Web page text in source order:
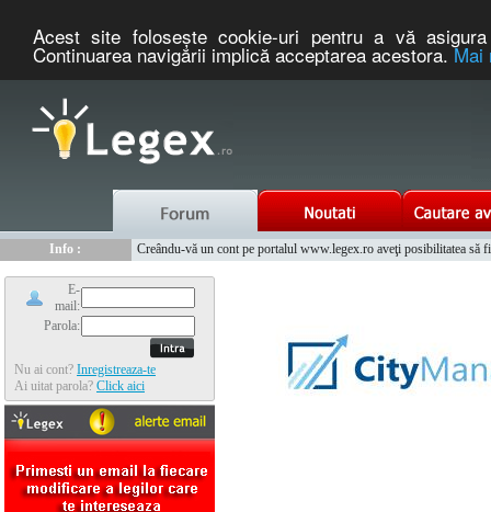
Acest site foloseşte cookie-uri pentru a vă
Continuarea navigării implică acceptarea acestora.Mai
Info :
www.tntauto.ro - Managementul Integrat al Parcului Auto
E-
mail:
Parola:
Nu ai cont? Inregistreaza-te
Ai uitat parola? Click aici